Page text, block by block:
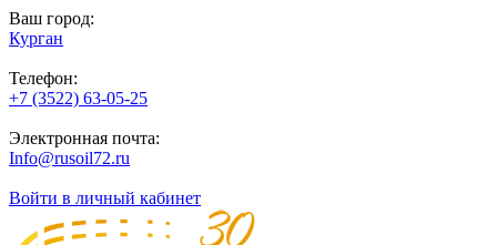
Ваш город:
Курган
Телефон:
+7 (3522) 63-05-25
Электронная почта:
Info@rusoil72.ru
Войти в личный кабинет